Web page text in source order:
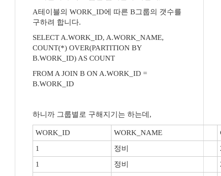
A테이블의 WORK_ID에 따른 B그룹의 갯수를
구하려 합니다.
SELECT A.WORK_ID, A.WORK_NAME,
COUNT(*) OVER(PARTITION BY
B.WORK_ID) AS COUNT
FROM A JOIN B ON A.WORK_ID =
B.WORK_ID
하니까 그룹별로 구해지기는 하는데,
WORK_ID WORK_NAME
1
정비
1
정비